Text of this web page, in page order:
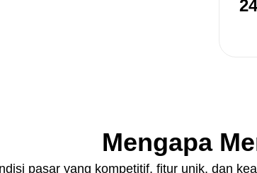
Mengapa
pasar yang kompetitif, fitur unik, dan